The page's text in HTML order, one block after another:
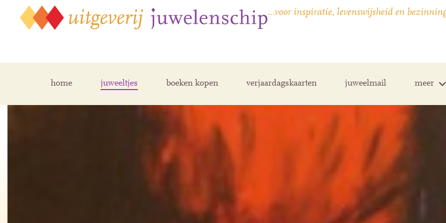
…voor inspiratie, levenswijsheid en
home juweeltjes boeken kopen verjaardagskaarten juweelmail meer